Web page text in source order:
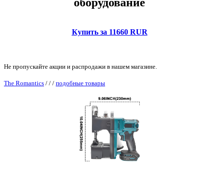
Купить за 11660 RUR
Не пропускайте акции и распродажи в нашем магазине.
The Romantics / / / подобные товары